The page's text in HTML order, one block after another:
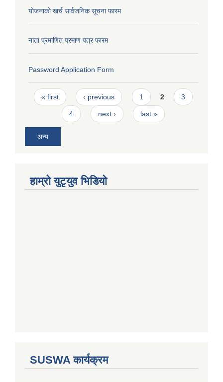
याेजनाकाे खर्च सार्वजनिक सूचना फारम
नाता प्रमाणित प्रमाण पत्र फारम
Password Application Form
Pages
« first ‹ previous 1 2 3
4 next › last »
अन्य
हाम्राे युटृयुव भिडियाे
SUSWA कार्यक्रम